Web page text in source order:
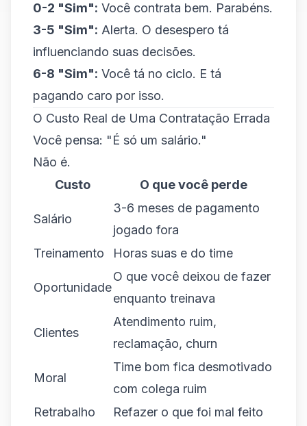
0-2 "Sim": Você contrata bem. Parabéns.
3-5 "Sim": Alerta. O desespero tá
influenciando suas decisões.
6-8 "Sim": Você tá no ciclo. E tá
pagando caro por isso.
O Custo Real de Uma Contratação Errada
Você pensa: "É só um salário."
Não é.
Custo
O que você perde
Salário
3-6 meses de pagamento
jogado fora
Treinamento
Horas suas e do time
Oportunidade
O que você deixou de fazer
enquanto treinava
Clientes
Atendimento ruim,
reclamação, churn
Moral
Time bom fica desmotivado
com colega ruim
Retrabalho
Refazer o que foi mal feito